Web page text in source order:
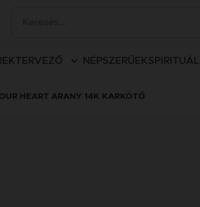
TERVEZŐ NÉPSZERŰEK
HEART ARANY 14K KARKÖTŐ